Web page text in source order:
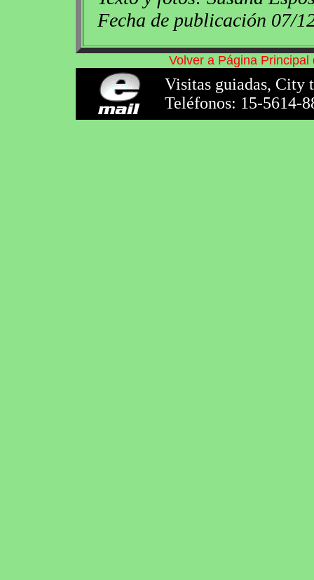
Fecha de publicación 07/
Volver a Página
Visitas guiadas, City
Teléfonos: 15-5614-